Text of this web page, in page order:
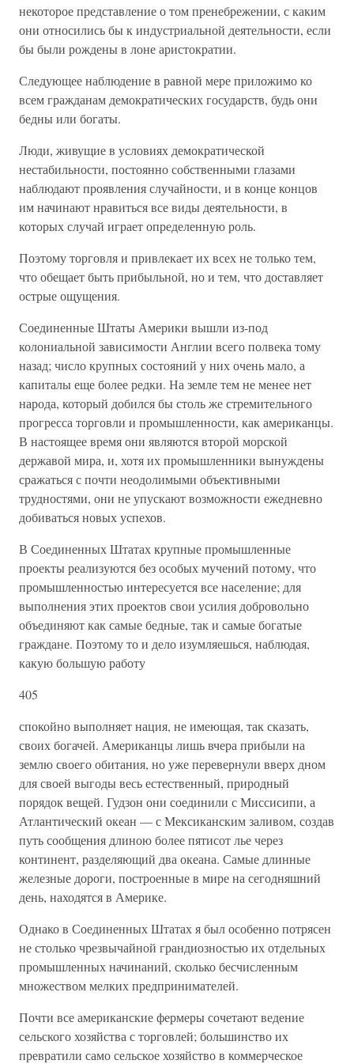
некоторое представление о том пренебрежении, с каким
они относились бы к индустриальной деятельности, если
бы были рождены в лоне аристократии.
Следующее наблюдение в равной мере приложимо ко
всем гражданам демократических государств, будь они
бедны или богаты.
Люди, живущие в условиях демократической
нестабильности, постоянно собственными глазами
наблюдают проявления случайности, и в конце концов
им начинают нравиться все виды деятельности, в
которых случай играет определенную роль.
Поэтому торговля и привлекает их всех не только тем,
что обещает быть прибыльной, но и тем, что доставляет
острые ощущения.
Соединенные Штаты Америки вышли из-под
колониальной зависимости Англии всего полвека тому
назад; число крупных состояний у них очень мало, а
капиталы еще более редки. На земле тем не менее нет
народа, который добился бы столь же стремительного
прогресса торговли и промышленности, как американцы.
В настоящее время они являются второй морской
державой мира, и, хотя их промышленники вынуждены
сражаться с почти неодолимыми объективными
трудностями, они не упускают возможности ежедневно
добиваться новых успехов.
В Соединенных Штатах крупные промышленные
проекты реализуются без особых мучений потому, что
промышленностью интересуется все население; для
выполнения этих проектов свои усилия добровольно
объединяют как самые бедные, так и самые богатые
граждане. Поэтому то и дело изумляешься, наблюдая,
какую большую работу
405
спокойно выполняет нация, не имеющая, так сказать,
своих богачей. Американцы лишь вчера прибыли на
землю своего обитания, но уже перевернули вверх дном
для своей выгоды весь естественный, природный
порядок вещей. Гудзон они соединили с Миссисипи, а
Атлантический океан — с Мексиканским заливом, создав
путь сообщения длиною более пятисот лье через
континент, разделяющий два океана. Самые длинные
железные дороги, построенные в мире на сегодняшний
день, находятся в Америке.
Однако в Соединенных Штатах я был особенно потрясен
не столько чрезвычайной грандиозностью их отдельных
промышленных начинаний, сколько бесчисленным
множеством мелких предпринимателей.
Почти все американские фермеры сочетают ведение
сельского хозяйства с торговлей; большинство их
превратили само сельское хозяйство в коммерческое